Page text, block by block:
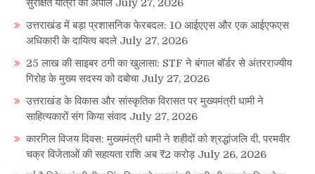
सुरक्षित यात्रा की अपील July 27, 2026
उत्तराखंड में बड़ा प्रशासनिक फेरबदल: 10 आईएएस और एक आईएफएस
अधिकारी के दायित्व बदले July 27, 2026
25 लाख की साइबर ठगी का खुलासा: STF ने बंगाल बॉर्डर से अंतरराज्यीय
गिरोह के मुख्य सदस्य को दबोचा July 27, 2026
उत्तराखंड के विकास और सांस्कृतिक विरासत पर मुख्यमंत्री धामी ने
साहित्यकारों संग किया संवाद July 27, 2026
कारगिल विजय दिवस: मुख्यमंत्री धामी ने शहीदों को श्रद्धांजलि दी, परमवीर
चक्र विजेताओं की सहायता राशि अब ₹2 करोड़ July 26, 2026